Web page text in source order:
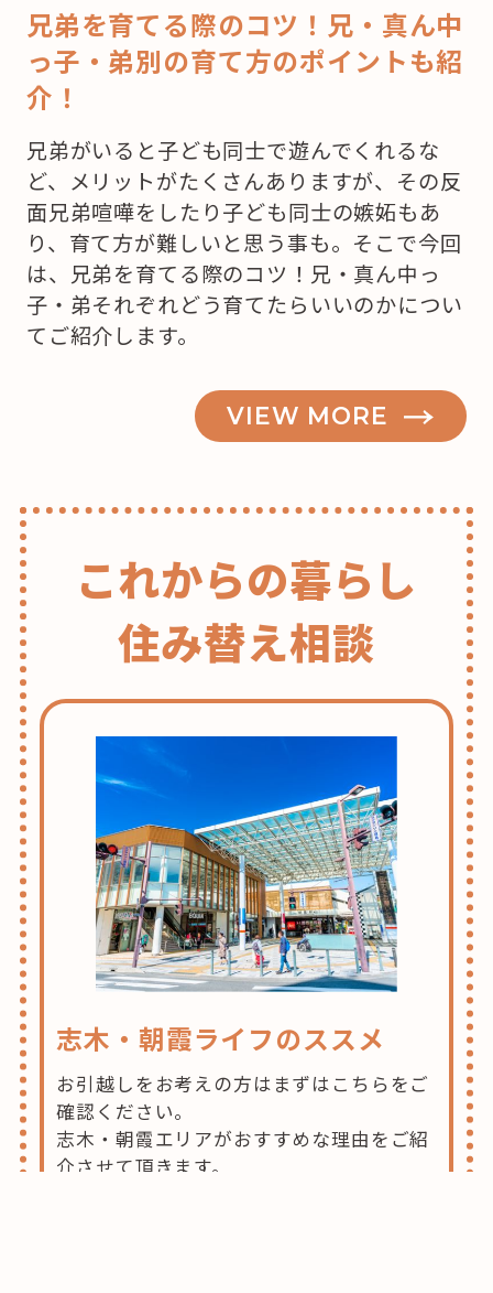
兄弟を育てる際のコツ！兄・真ん中
っ子・弟別の育て方のポイントも紹
介！
兄弟がいると子ども同士で遊んでくれるな
ど、メリットがたくさんありますが、その反
面兄弟喧嘩をしたり子ども同士の嫉妬もあ
り、育て方が難しいと思う事も。そこで今回
は、兄弟を育てる際のコツ！兄・真ん中っ
子・弟それぞれどう育てたらいいのかについ
てご紹介します。
VIEW MORE
これからの暮らし
住み替え相談
志木・朝霞ライフのススメ
お引越しをお考えの方はまずはこちらをご
確認ください。
志木・朝霞エリアがおすすめな理由をご紹
介させて頂きます。